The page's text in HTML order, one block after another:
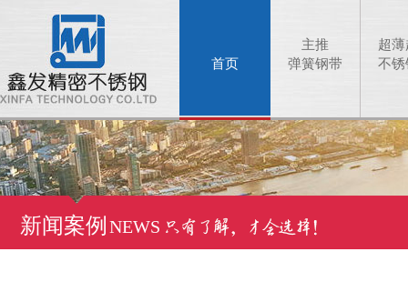
首页
主推
弹簧钢带
超
不锈
新闻案例 NEWS